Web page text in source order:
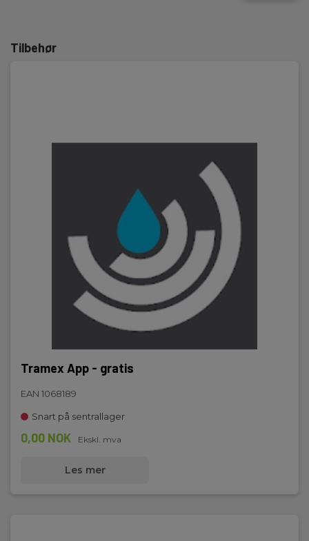
Tilbehør
Tramex App - gratis
EAN 1068189
Snart på sentrallager
0,00 NOK Ekskl. mva
Les mer